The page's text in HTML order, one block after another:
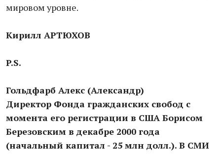
мировом уровне.
Кирилл АРТЮХОВ
P.S.
Гольдфарб Алекс (Александр)
Директор Фонда гражданских свобод с
момента его регистрации в США Борисом
Березовским в декабре 2000 года
(начальный капитал - 25 млн долл.). В СМИ